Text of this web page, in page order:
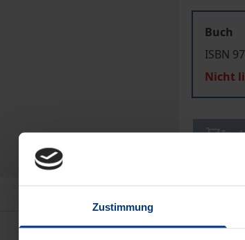
Zustimmung
Buch
ISBN
Nicht
In
Bibliografische Angaben